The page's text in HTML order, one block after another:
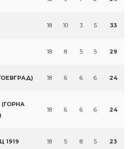
18 10 3 5 33
18 8 5 5 29
18 6 6 6 24
18 6 6 6 24
1919 18 5 8 5 23